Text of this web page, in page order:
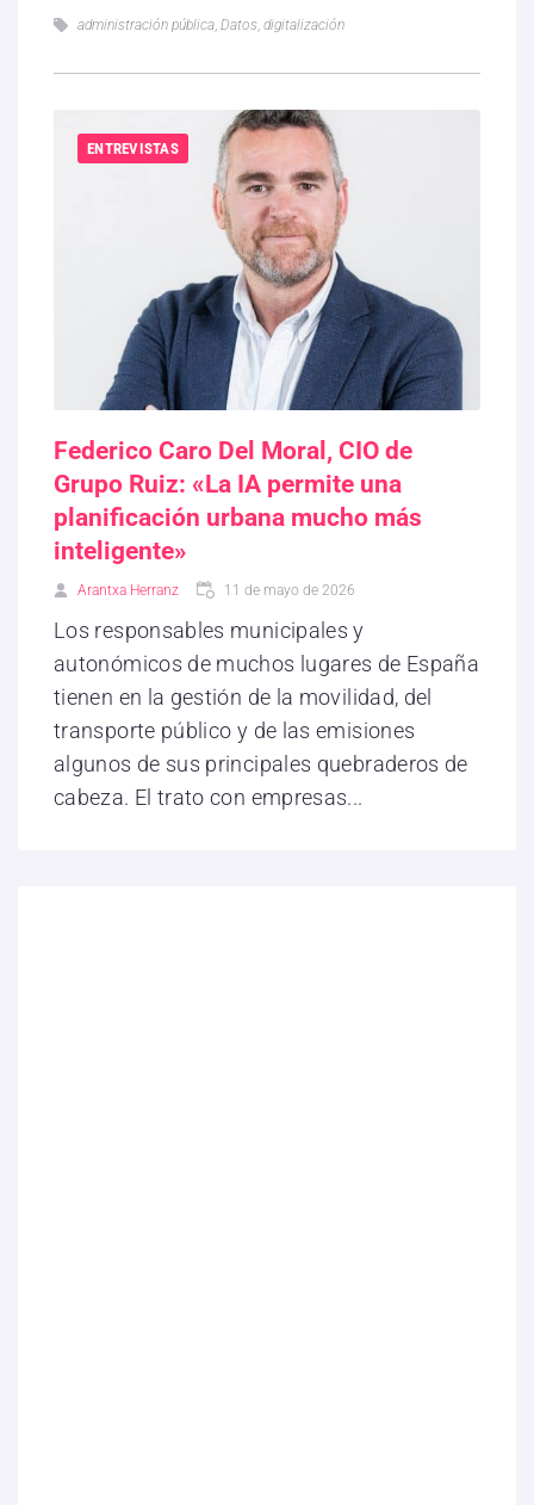
administración pública, Datos, digitalización
ENTREVISTAS
Federico Caro Del Moral, CIO de
Grupo Ruiz: «La IA permite una
planificación urbana mucho más
inteligente»
Arantxa Herranz 11 de mayo de 2026
Los responsables municipales y
autonómicos de muchos lugares de España
tienen en la gestión de la movilidad, del
transporte público y de las emisiones
algunos de sus principales quebraderos de
cabeza. El trato con empresas...